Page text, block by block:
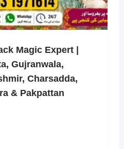
Magic Expert |
Gujranwala,
Charsadda,
& Pakpattan